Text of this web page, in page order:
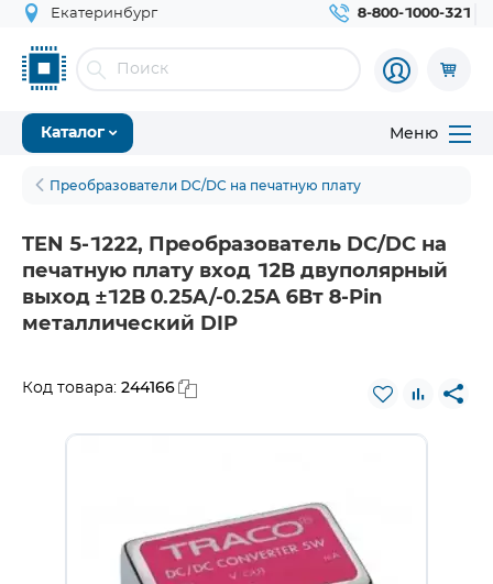
Екатеринбург 8-800-1000-321
Каталог Меню
Преобразователи DC/DC на печатную плату
TEN 5-1222, Преобразователь DC/DC на
печатную плату вход 12В двуполярный
выход ±12В 0.25A/-0.25A 6Вт 8-Pin
металлический DIP
Код товара: 244166